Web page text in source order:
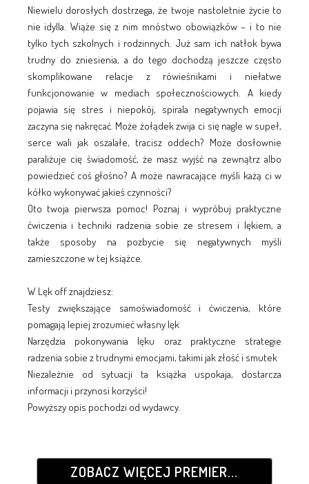
Niewielu dorosłych dostrzega, że twoje nastoletnie życie to
nie idylla. Wiąże się z nim mnóstwo obowiązków – i to nie
tylko tych szkolnych i rodzinnych. Już sam ich natłok bywa
trudny do zniesienia, a do tego dochodzą jeszcze często
skomplikowane relacje z rówieśnikami i niełatwe
funkcjonowanie w mediach społecznościowych. A kiedy
pojawia się stres i niepokój, spirala negatywnych emocji
zaczyna się nakręcać. Może żołądek zwija ci się nagle w supeł,
serce wali jak oszalałe, tracisz oddech? Może dosłownie
paraliżuje cię świadomość, że masz wyjść na zewnątrz albo
powiedzieć coś głośno? A może nawracające myśli każą ci w
kółko wykonywać jakieś czynności?
Oto twoja pierwsza pomoc! Poznaj i wypróbuj praktyczne
ćwiczenia i techniki radzenia sobie ze stresem i lękiem, a
także sposoby na pozbycie się negatywnych myśli
zamieszczone w tej książce.
W Lęk off znajdziesz:
Testy zwiększające samoświadomość i ćwiczenia, które
pomagają lepiej zrozumieć własny lęk
Narzędzia pokonywania lęku oraz praktyczne strategie
radzenia sobie z trudnymi emocjami, takimi jak złość i smutek
Niezależnie od sytuacji ta książka uspokaja, dostarcza
informacji i przynosi korzyści!
Powyższy opis pochodzi od wydawcy.
ZOBACZ WIĘCEJ PREMIER...